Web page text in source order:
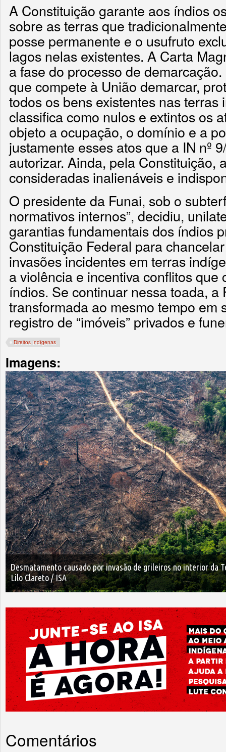
A Constituição garante aos índios
sobre as terras que
posse permanente e o usufruto
lagos nelas existentes. A Carta
a fase do processo de
que compete à União demarcar,
todos os bens existentes nas terras
classifica como nulos e extintos os
objeto a ocupação, o domínio e a
justamente esses atos que a IN nº
autorizar. Ainda, pela Constituição,
consideradas inalienáveis e
O presidente da Funai, sob o
normativos internos”, decidiu,
garantias fundamentais dos índios
Constituição Federal para
invasões incidentes em terras
a violência e incentiva conflitos que
índios. Se continuar nessa toada, a
transformada ao mesmo tempo em
registro de “imóveis” privados e
Direitos Indígenas
Imagens:
Desmatamento causado por invasão de grileiros no interior da
Lilo Clareto / ISA
Comentários